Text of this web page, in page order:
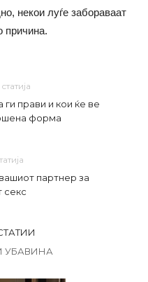
некои луѓе забораваат
причина.
прави и кои ќе ве
форма
партнер за
секс
УБАВИНА